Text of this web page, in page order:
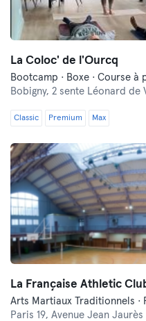
La Coloc' de l'Ourcq
Bobigny, 2 sente Léonard de
Classic Premium Max
La Française Athletic
Arts Martiaux Traditionnels ·
Paris 19, Avenue Jean Jaurès